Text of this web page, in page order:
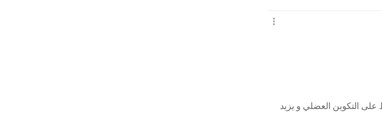
على التكوين العضلي و يزيد